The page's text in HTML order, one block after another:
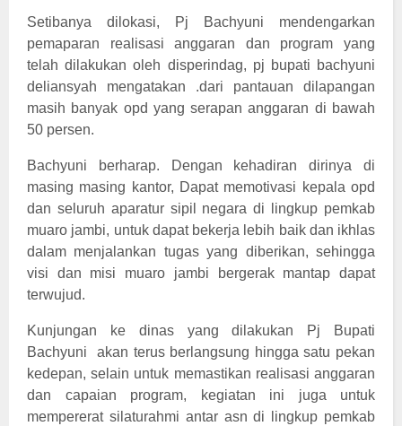
Setibanya dilokasi, Pj Bachyuni mendengarkan
pemaparan realisasi anggaran dan program yang
telah dilakukan oleh disperindag, pj bupati bachyuni
deliansyah mengatakan .dari pantauan dilapangan
masih banyak opd yang serapan anggaran di bawah
50 persen.
Bachyuni berharap. Dengan kehadiran dirinya di
masing masing kantor, Dapat memotivasi kepala opd
dan seluruh aparatur sipil negara di lingkup pemkab
muaro jambi, untuk dapat bekerja lebih baik dan ikhlas
dalam menjalankan tugas yang diberikan, sehingga
visi dan misi muaro jambi bergerak mantap dapat
terwujud.
Kunjungan ke dinas yang dilakukan Pj Bupati
Bachyuni akan terus berlangsung hingga satu pekan
kedepan, selain untuk memastikan realisasi anggaran
dan capaian program, kegiatan ini juga untuk
mempererat silaturahmi antar asn di lingkup pemkab